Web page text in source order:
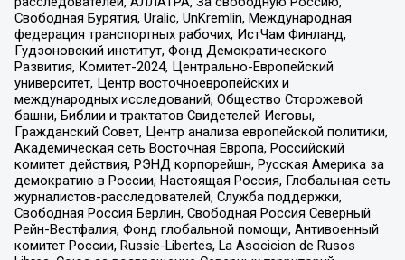
Свободная Бурятия, Uralic, UnKremlin, Международная
федерация транспортных рабочих, ИстЧам Финланд,
Гудзоновский институт, Фонд Демократического
Развития, Комитет-2024, Центрально-Европейский
университет, Центр восточноевропейских и
международных исследований, Общество Сторожевой
башни, Библии и трактатов Свидетелей Иеговы,
Гражданский Совет, Центр анализа европейской политики,
Академическая сеть Восточная Европа, Российский
комитет действия, РЭНД корпорейшн, Русская Америка за
демократию в России, Настоящая Россия, Глобальная сеть
журналистов-расследователей, Служба поддержки,
Свободная Россия Берлин, Свободная Россия Северный
Рейн-Вестфалия, Фонд глобальной помощи, Антивоенный
комитет России, Russie-Libertes, La Asocicion de Rusos